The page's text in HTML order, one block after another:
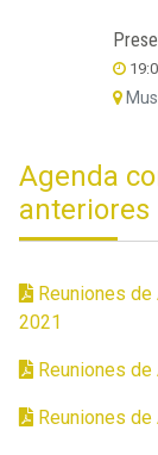
Agenda
anteriores
Reuniones
2021
Reuniones
Reuniones